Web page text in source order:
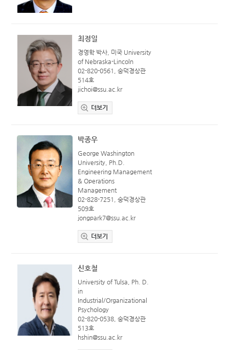
최정일
경영학 박사, 미국 University
of Nebraska-Lincoln
02-820-0561, 숭덕경상관
514호
jichoi@ssu.ac.kr
더보기
박종우
George Washington
University, Ph.D.
Engineering Management
& Operations
Management
02-828-7251, 숭덕경상관
509호
jongpark7@ssu.ac.kr
더보기
신호철
University of Tulsa, Ph. D.
in
Industrial/Organizational
Psychology
02-820-0538, 숭덕경상관
513호
hshin@ssu.ac.kr